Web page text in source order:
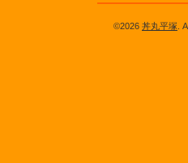
©2026 丼丸平塚 .